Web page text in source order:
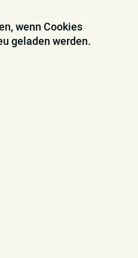
wenn Cookies
geladen werden.